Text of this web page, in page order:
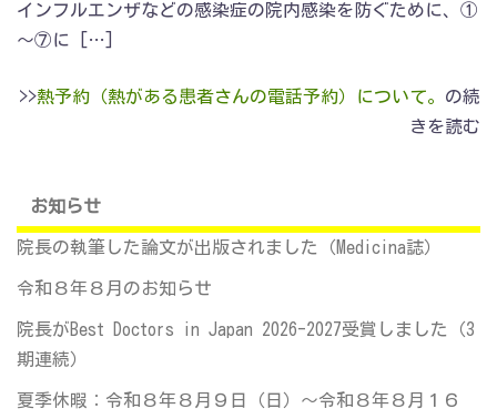
インフルエンザなどの感染症の院内感染を防ぐために、①
～⑦に […]
>>熱予約（熱がある患者さんの電話予約）について。 の続
きを読む
お知らせ
院長の執筆した論文が出版されました（Medicina誌）
令和８年８月のお知らせ
院長がBest Doctors in Japan 2026-2027受賞しました（3
期連続）
夏季休暇：令和８年８月９日（日）～令和８年８月１６